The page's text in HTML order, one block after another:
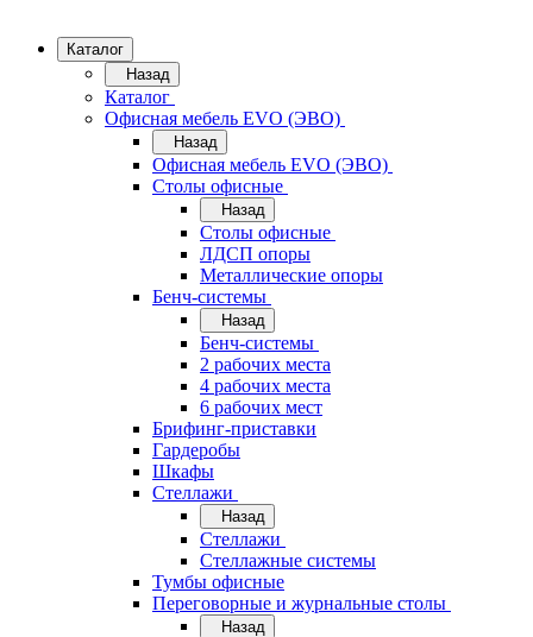
Каталог
Назад
Каталог
Офисная мебель EVO (ЭВО)
Назад
Офисная мебель EVO (ЭВО)
Cтолы офисные
Назад
Cтолы офисные
ЛДСП опоры
Металлические опоры
Бенч-системы
Назад
Бенч-системы
2 рабочих места
4 рабочих места
6 рабочих мест
Брифинг-приставки
Гардеробы
Шкафы
Стеллажи
Назад
Стеллажи
Стеллажные системы
Тумбы офисные
Переговорные и журнальные столы
Назад